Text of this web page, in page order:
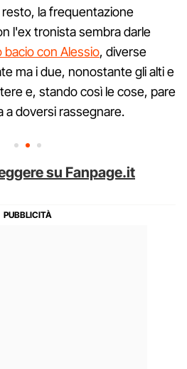
la frequentazione
l'ex tronista sembra darle
bacio con Alessio, diverse
ma i due, nonostante gli alti e
e, stando così le cose, pare
a doversi rassegnare.
su Fanpage.it